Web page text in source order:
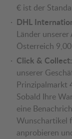
€ ist der
DHL
Länder
Österreich
Click & Collect:
unserer
Prinzipalmarkt
Sobald Ihre
eine
Wunschartikel
anprobieren